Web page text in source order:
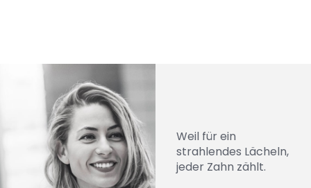
Weil für ein
strahlendes Lächeln,
jeder Zahn zählt.